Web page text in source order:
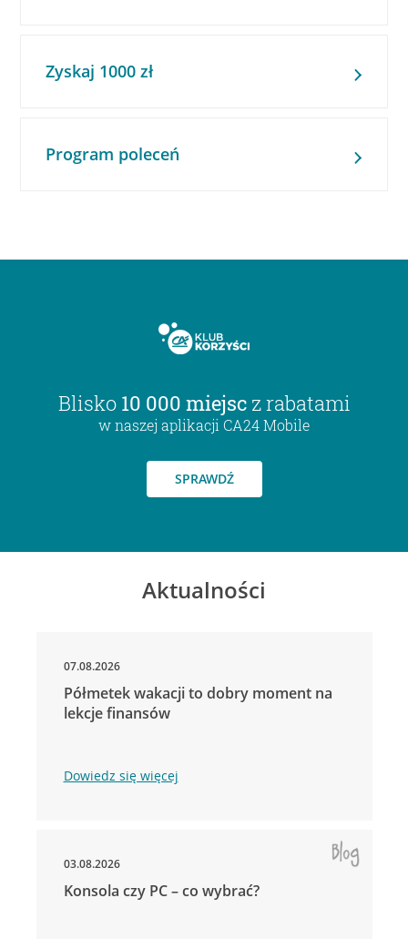
Zyskaj 1000 zł
Program poleceń
Blisko 10 000 miejsc z rabatami
w naszej aplikacji CA24 Mobile
SPRAWDŹ
Aktualności
07.08.2026
Półmetek wakacji to dobry moment na
lekcje finansów
Dowiedz się więcej
03.08.2026
Konsola czy PC – co wybrać?